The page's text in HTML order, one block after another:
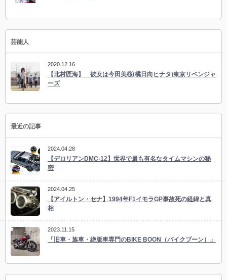
芸能人
2020.12.16
【北村匠海】 彼女は今田美桜(橘日向ヒナタ)東京リベンジャ
ーズ
最近の記事
2024.04.28
【デロリアンDMC-12】世界で最も有名なタイムマシンの秘
密
2024.04.25
【アイルトン・セナ】1994年F1イモラGP事故死の経緯と真
相
2023.11.15
「旧車・族車・絶版車専門のBIKE BOON（バイクブーン）」